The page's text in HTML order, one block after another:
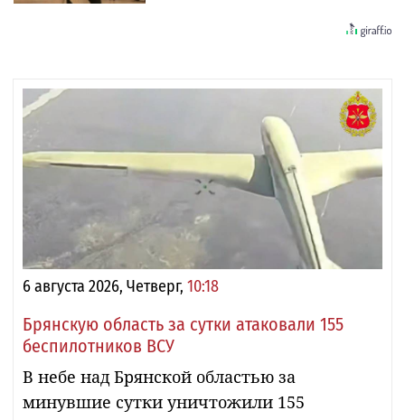
6 августа 2026, Четверг, 10:18
Брянскую область за сутки атаковали 155
беспилотников ВСУ
В небе над Брянской областью за
минувшие сутки уничтожили 155